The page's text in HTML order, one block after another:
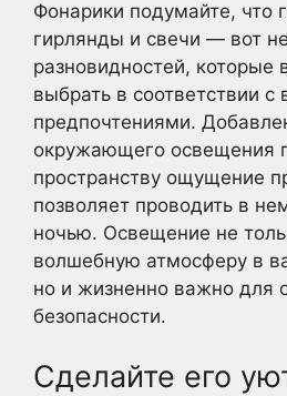
Фонарики подумайте, что
гирлянды и свечи — вот
разновидностей,
выбрать в соответствии
предпочтениями.
окружающего освещения
пространству ощущение
позволяет проводить в
ночью. Освещение не
волшебную атмосферу в
но и жизненно важно для
безопасности.
Сделайте его